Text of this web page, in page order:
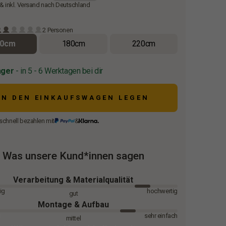
inkl. Versand nach Deutschland
2 Personen
180cm 220cm
- in 5 - 6 Werktagen bei dir
DEN EINKAUFSWAGEN LEGEN
bezahlen mit &
Was unsere Kund*innen sagen
Verarbeitung & Materialqualität
gut hochwertig
Montage & Aufbau
mittel sehr einfach